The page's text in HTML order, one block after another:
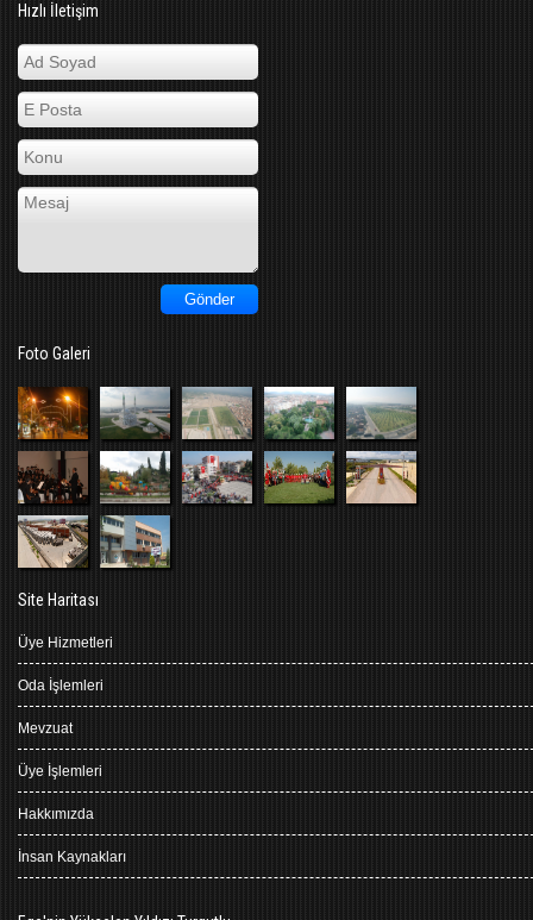
Hızlı İletişim
Foto Galeri
Site Haritası
Üye Hizmetleri
Oda İşlemleri
Mevzuat
Üye İşlemleri
Hakkımızda
İnsan Kaynakları